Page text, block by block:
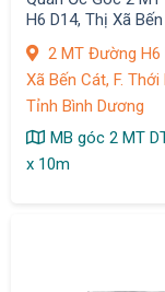
H6 D14, Thị Xã Bến
2 MT Đường H6
Xã Bến Cát, F. Thới
Tỉnh Bình Dương
MB góc 2 MT
x 10m